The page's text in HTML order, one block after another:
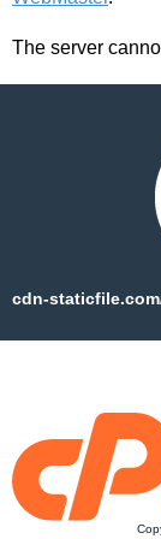
The server
cdn-